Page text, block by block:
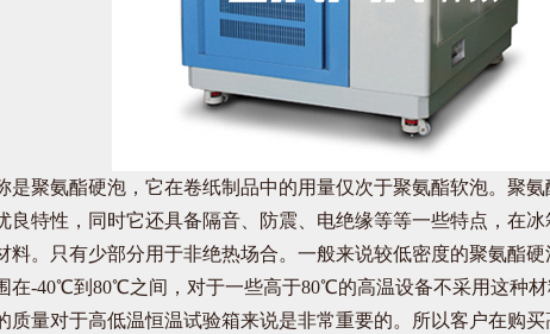
是聚氨酯硬泡，它在卷纸制品中的用量仅次于聚氨酯软泡。聚
良特性，同时它还具备隔音、防震、电绝缘等等一些特点，在
料。只有少部分用于非绝热场合。一般来说较低密度的聚氨酯
在-40℃到80℃之间，对于一些高于80℃的高温设备不采用这种材
质量对于高低温恒温试验箱来说是非常重要的。所以客户在购